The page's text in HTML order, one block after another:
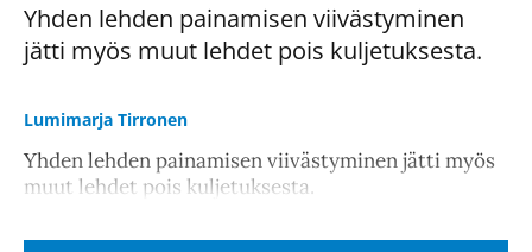
Yhden lehden painamisen viivästyminen
jätti myös muut lehdet pois kuljetuksesta.
Lumimarja Tirronen
Yhden lehden painamisen viivästyminen jätti myös
muut lehdet pois kuljetuksesta.